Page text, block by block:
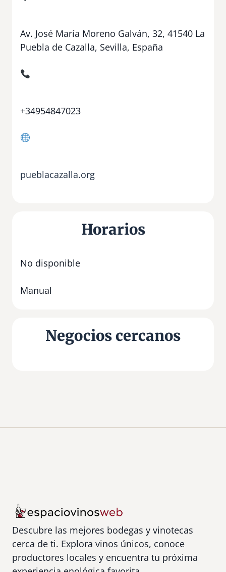
Av. José María Moreno Galván, 32, 41540 La
Puebla de Cazalla, Sevilla, España
+34954847023
pueblacazalla.org
Horarios
No disponible
Manual
Negocios cercanos
Descubre las mejores bodegas y vinotecas
cerca de ti. Explora vinos únicos, conoce
productores locales y encuentra tu próxima